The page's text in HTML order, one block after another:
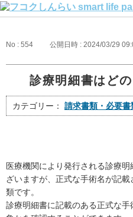
No : 554 公開日時 : 2024/03/29
診療明細書はど
カテゴリー： 請求書類・必要書
医療機関により発行される診療
ざいますが、正式な手術名が記
類です。
診療明細書に記載のある正式な